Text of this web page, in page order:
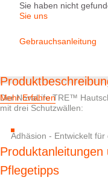
Sie haben nicht
Sie uns
Gebrauchsanleitung
Der NovaLife TRE™
mit drei Schutzwällen:
Adhäsion - Entwickelt
Entfernung nach der
Absorption - Hilft
pH-Balance - Entwickelt,
Mehr Erfahren
Produktanleitungen
Pflegetipps